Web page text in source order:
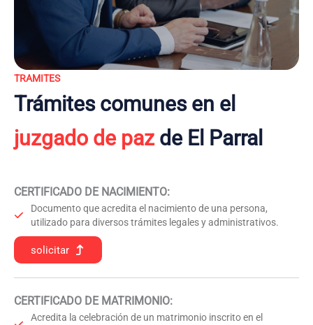
TRAMITES
Trámites comunes en el
juzgado de pazde El Parral
CERTIFICADO DE NACIMIENTO:
Documento que acredita el nacimiento de una persona,
utilizado para diversos trámites legales y administrativos.
solicitar
CERTIFICADO DE MATRIMONIO:
Acredita la celebración de un matrimonio inscrito en el